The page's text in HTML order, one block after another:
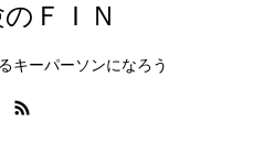
ＦＩＮ
キーパーソンになろう